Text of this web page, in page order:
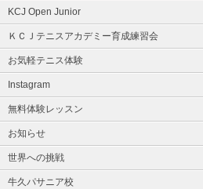
KCJ Open Junior
ＫＣＪテニスアカデミー育成練習会
お気軽テニス体験
Instagram
無料体験レッスン
お知らせ
世界への挑戦
牛久パサニア校